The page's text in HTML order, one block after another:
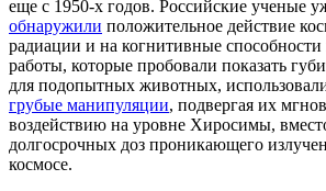
еще с 1950-х годов. Российские ученые
обнаружили положительное действие
радиации и на когнитивные
работы, которые пробовали показать
для подопытных животных,
грубые манипуляции, подвергая их
воздействию на уровне Хиросимы,
долгосрочных доз проникающего
космосе.